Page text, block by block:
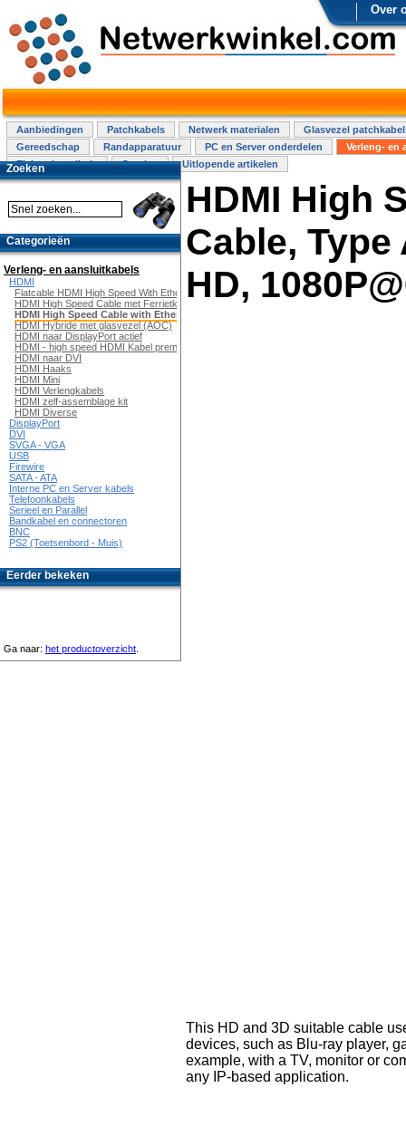
Over
Aanbiedingen Patchkabels Netwerk materialen
Glasvezel
Gereedschap
Randapparatuur PC en Server onderdelen
Verleng- en
Elektra installatie
Overige Uitlopende artikelen
HDMI High
Cable, Type
HD,
This HD and 3D suitable cable
devices, such as Blu-ray player,
example, with a TV, monitor or
any IP-based application.
Zoeken
Categorieën
Verleng- en aansluitkabels
HDMI
Flatcable HDMI High Speed With Ethernet
HDMI High Speed Cable met Ferrietkern
HDMI High Speed Cable with Ethernet
HDMI Hybride met glasvezel (AOC)
HDMI naar DisplayPort actief
HDMI - high speed HDMI Kabel premium
HDMI naar DVI
HDMI Haaks
HDMI Mini
HDMI Verlengkabels
HDMI zelf-assemblage kit
HDMI Diverse
DisplayPort
DVI
SVGA - VGA
USB
Firewire
SATA - ATA
Interne PC en Server kabels
Telefoonkabels
Serieel en Parallel
Bandkabel en connectoren
BNC
PS2 (Toetsenbord - Muis)
Eerder bekeken
Ga naar: het productoverzicht